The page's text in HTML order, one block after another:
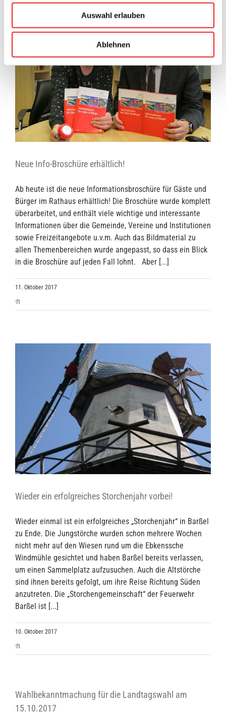
Auswahl erlauben
Ablehnen
Neue Info-Broschüre erhältlich!
Ab heute ist die neue Informationsbroschüre für Gäste und
Bürger im Rathaus erhältlich! Die Broschüre wurde komplett
überarbeitet, und enthält viele wichtige und interessante
Informationen über die Gemeinde, Vereine und Institutionen
sowie Freizeitangebote u.v.m. Auch das Bildmaterial zu
allen Themenbereichen wurde angepasst, so dass ein Blick
in die Broschüre auf jeden Fall lohnt. Aber [...]
11. Oktober 2017
Wieder ein erfolgreiches Storchenjahr vorbei!
Wieder einmal ist ein erfolgreiches „Storchenjahr“ in Barßel
zu Ende. Die Jungstörche wurden schon mehrere Wochen
nicht mehr auf den Wiesen rund um die Ebkenssche
Windmühle gesichtet und haben Barßel bereits verlassen,
um einen Sammelplatz aufzusuchen. Auch die Altstörche
sind ihnen bereits gefolgt, um ihre Reise Richtung Süden
anzutreten. Die „Storchengemeinschaft“ der Feuerwehr
Barßel ist [...]
10. Oktober 2017
Wahlbekanntmachung für die Landtagswahl am
15.10.2017